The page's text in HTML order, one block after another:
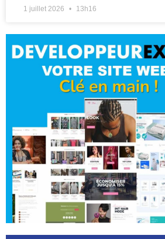
1 juillet 2026 13h16